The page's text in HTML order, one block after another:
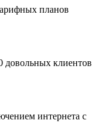
планов
довольных клиентов
интернета с